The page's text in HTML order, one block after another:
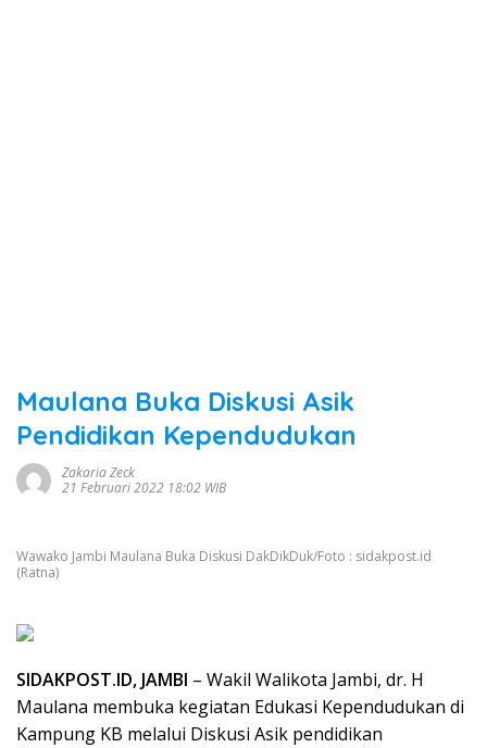
Maulana Buka Diskusi Asik
Pendidikan Kependudukan
Zakaria Zeck
21 Februari 2022 18:02 WIB
Wawako Jambi Maulana Buka Diskusi DakDikDuk/Foto : sidakpost.id
(Ratna)
SIDAKPOST.ID, JAMBI – Wakil Walikota Jambi, dr. H
Maulana membuka kegiatan Edukasi Kependudukan di
Kampung KB melalui Diskusi Asik pendidikan